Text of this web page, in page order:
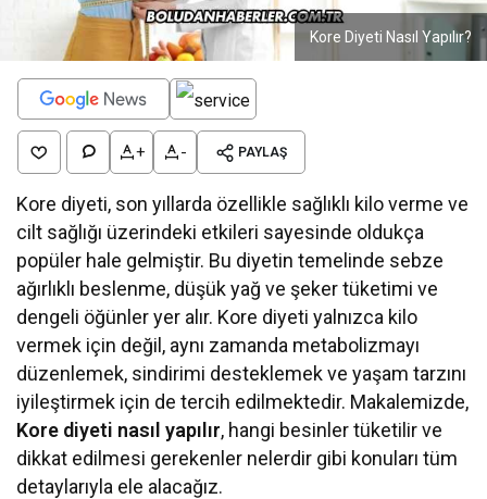
Kore Diyeti Nasıl Yapılır?
+ - PAYLAŞ
Kore diyeti, son yıllarda özellikle sağlıklı kilo verme ve
cilt sağlığı üzerindeki etkileri sayesinde oldukça
popüler hale gelmiştir. Bu diyetin temelinde sebze
ağırlıklı beslenme, düşük yağ ve şeker tüketimi ve
dengeli öğünler yer alır. Kore diyeti yalnızca kilo
vermek için değil, aynı zamanda metabolizmayı
düzenlemek, sindirimi desteklemek ve yaşam tarzını
iyileştirmek için de tercih edilmektedir. Makalemizde,
Kore diyeti nasıl yapılır, hangi besinler tüketilir ve
dikkat edilmesi gerekenler nelerdir gibi konuları tüm
detaylarıyla ele alacağız.